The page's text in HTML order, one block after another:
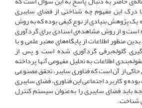
درک این مفهوم چه شناختی از فضای سایبری
یک پژوهش بنیادی از نوع کیفی بوده که به روش
است و از روش مشاهده‌ی اسنادی برای گردآوری
منظور اطلاعات از پایگاه‌های معتبر علمی و با
گلوله‌برفی گردآوری شده است و پس از
اطلاعات به تحلیل مفهومی آنها پرداخته
از آن است که فناوری سایبر، تحقق مصنوعی
و کاربرد اجتماعی این فناوری، فضای سایبری
باید فضای سایبری را به‌عنوان سیستم کنترل
شناخت.